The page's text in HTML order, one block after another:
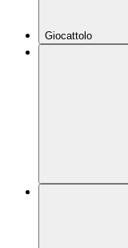
Giocattolo